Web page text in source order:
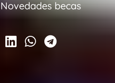
Novedades becas